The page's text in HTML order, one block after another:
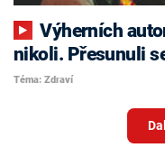
Výherních automatů v Česku ubylo, hráčů
nikoli. Přesunuli
Téma: Zdraví